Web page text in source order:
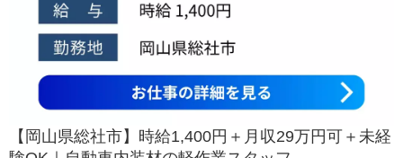
【岡山県総社市】時給1,400円＋月収29万円可＋未経